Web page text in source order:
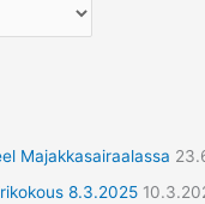
Majakkasairaalassa
8.3.2025